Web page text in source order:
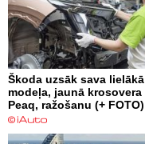
Škoda uzsāk sava lielākā
modeļa, jaunā krosovera
Peaq, ražošanu (+ FOTO)